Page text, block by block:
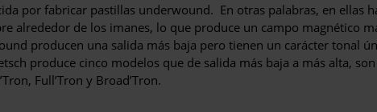
por fabricar pastillas underwound. En otras palabras, en ellas
alrededor de los imanes, lo que produce un campo magnético
producen una salida más baja pero tienen un carácter tonal
produce cinco modelos que de salida más baja a más alta, son
Full’Tron y Broad’Tron.